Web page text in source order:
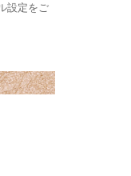
設定をご